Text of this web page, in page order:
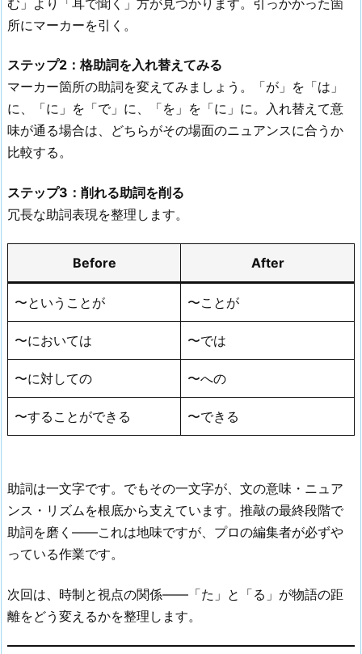
所にマーカーを引く。
ステップ2：格助詞を入れ替えてみる
マーカー箇所の助詞を変えてみましょう。「が」を「は」
に、「に」を「で」に、「を」を「に」に。入れ替えて意
味が通る場合は、どちらがその場面のニュアンスに合うか
比較する。
ステップ3：削れる助詞を削る
冗長な助詞表現を整理します。
Before After
〜ということが 〜ことが
〜においては 〜では
〜に対しての 〜への
〜することができる 〜できる
助詞は一文字です。でもその一文字が、文の意味・ニュア
ンス・リズムを根底から支えています。推敲の最終段階で
助詞を磨く——これは地味ですが、プロの編集者が必ずや
っている作業です。
次回は、時制と視点の関係——「た」と「る」が物語の距
離をどう変えるかを整理します。